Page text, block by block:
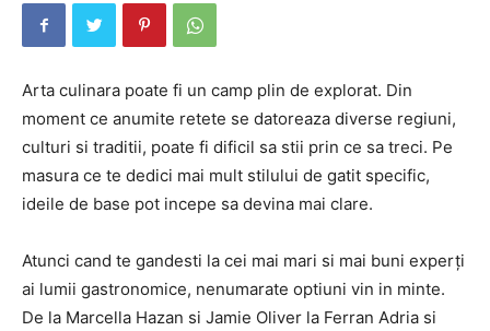
Arta culinara poate fi un camp plin de explorat. Din
moment ce anumite retete se datoreaza diverse regiuni,
culturi si traditii, poate fi dificil sa stii prin ce sa treci. Pe
masura ce te dedici mai mult stilului de gatit specific,
ideile de base pot incepe sa devina mai clare.
Atunci cand te gandesti la cei mai mari si mai buni experți
ai lumii gastronomice, nenumarate optiuni vin in minte.
De la Marcella Hazan si Jamie Oliver la Ferran Adria si